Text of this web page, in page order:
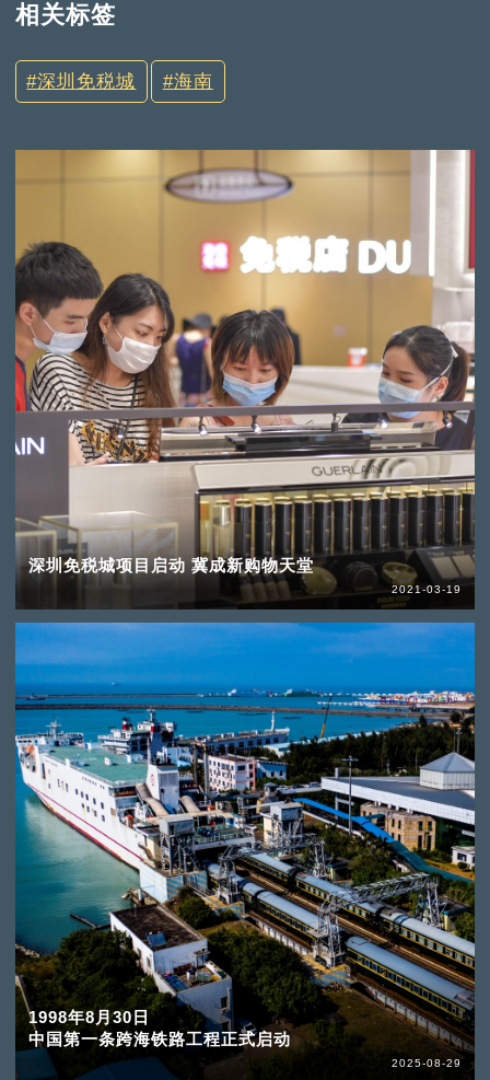
相关标签
深圳免税城 海南
深圳免税城项目启动 冀成新购物天堂
2021-03-19
1998年8月30日
中国第一条跨海铁路工程正式启动
2025-08-29